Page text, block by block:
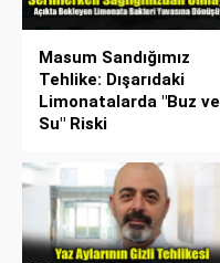
Masum Sandığımız
Tehlike: Dışarıdaki
Limonatalarda "Buz ve
Su" Riski